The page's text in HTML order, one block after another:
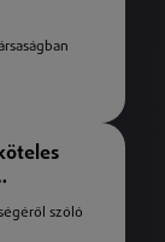
szóló